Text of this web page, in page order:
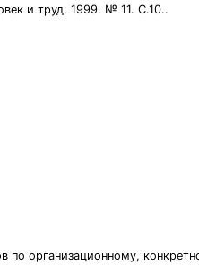
и труд. 1999. № 11. С.10..
по организационному,